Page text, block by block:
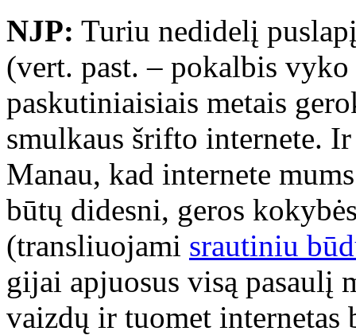
NJP: Turiu nedidelį
(vert. past. – pokalbis
paskutiniaisiais metais
smulkaus šrifto internete.
Manau, kad internete
būtų didesni, geros
(transliuojami srautiniu
gijai apjuosus visą pasaulį
vaizdų ir tuomet internetas